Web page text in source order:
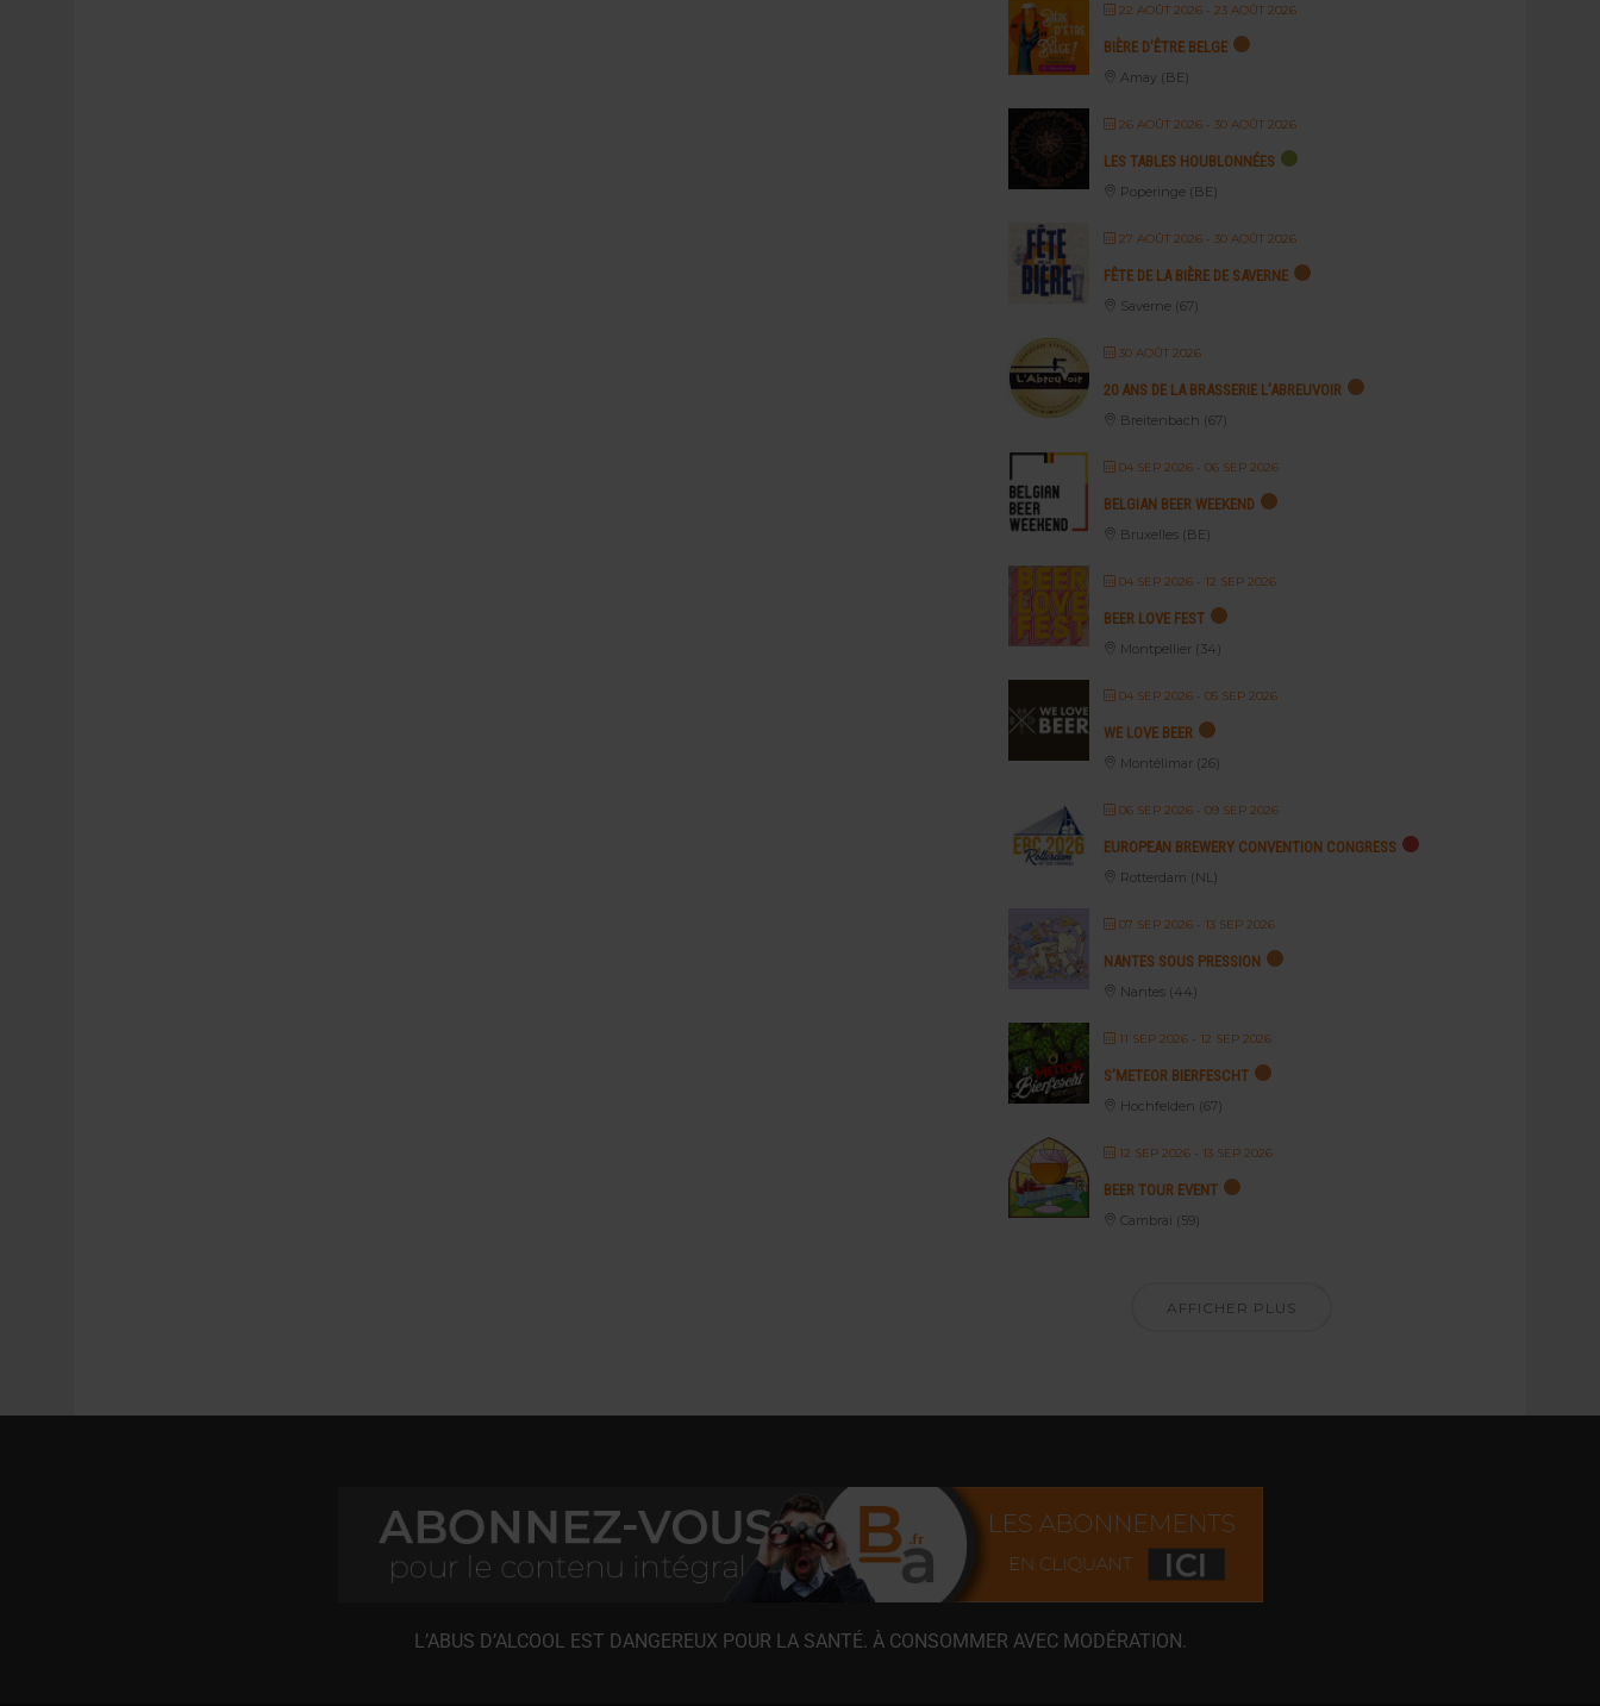
22 AOÛT 2026 - 23 AOÛT 2026
BIÈRE D’ÊTRE BELGE
Amay (BE)
26 AOÛT 2026 - 30 AOÛT 2026
LES TABLES HOUBLONNÉES
Poperinge (BE)
27 AOÛT 2026 - 30 AOÛT 2026
FÊTE DE LA BIÈRE DE SAVERNE
Saverne (67)
30 AOÛT 2026
20 ANS DE LA BRASSERIE L’ABREUVOIR
Breitenbach (67)
04 SEP 2026 - 06 SEP 2026
BELGIAN BEER WEEKEND
Bruxelles (BE)
04 SEP 2026 - 12 SEP 2026
BEER LOVE FEST
Montpellier (34)
04 SEP 2026 - 05 SEP 2026
WE LOVE BEER
Montélimar (26)
06 SEP 2026 - 09 SEP 2026
EUROPEAN BREWERY CONVENTION CONGRESS
Rotterdam (NL)
07 SEP 2026 - 13 SEP 2026
NANTES SOUS PRESSION
Nantes (44)
11 SEP 2026 - 12 SEP 2026
S’METEOR BIERFESCHT
Hochfelden (67)
12 SEP 2026 - 13 SEP 2026
BEER TOUR EVENT
Cambrai (59)
AFFICHER PLUS
L’ABUS D’ALCOOL EST DANGEREUX POUR LA SANTÉ. À CONSOMMER AVEC MODÉRATION.